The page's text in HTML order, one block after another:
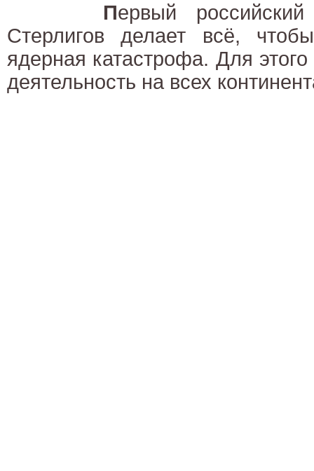
Первый
Стерлигов делает всё,
ядерная катастрофа. Для
деятельность на всех